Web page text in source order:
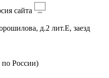
сайта
д.2 лит.Е, заезд
России)